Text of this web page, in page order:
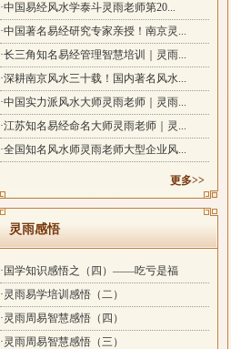
·中国易经风水学泰斗灵雨老师第20...
·中国著名易经研究专家亲授！南京灵...
·长三角知名易经管理智慧培训｜灵雨...
·深耕南京风水三十载！国内著名风水...
·中国实力派风水大师灵雨老师｜灵雨...
·江苏知名易经命名大师灵雨老师｜灵...
·全国知名风水师灵雨老师大型企业风...
更多>>
灵雨感悟
·国学知识感悟之（四）——吃亏是福
·灵雨易学培训感悟（二）
·灵雨周易智慧感悟（四）
·灵雨周易智慧感悟（三）